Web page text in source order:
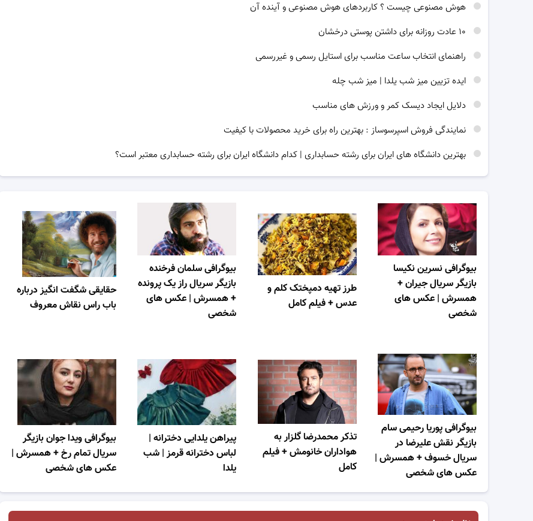
هوش مصنوعی چیست ؟ کاربردهای هوش مصنوعی و آینده آن
راهنمای انتخاب ساعت مناسب برای استایل رسمی و غیررسمی
ایده تزیین میز شب یلدا | میز شب چله
دلایل ایجاد دیسک کمر و ورزش های مناسب
نمایندگی فروش اسپرسوساز : بهترین راه برای خرید محصولات با کیفیت
بهترین دانشگاه های ایران برای رشته حسابداری | کدام دانشگاه ایران برای رشته حسابداری معتبر است؟
حقایقی شگفت انگیز درباره
باب راس نقاش معروف
بیوگرافی سلمان فرخنده
بازیگر سریال راز یک پرونده
+ همسرش | عکس های
شخصی
طرز تهیه دمپختک کلم و
عدس + فیلم کامل
بیوگرافی نسرین نکیسا
بازیگر سریال جیران +
همسرش | عکس های
شخصی
بیوگرافی ویدا جوان بازیگر
سریال تمام رخ + همسرش |
عکس های شخصی
پیراهن یلدایی دخترانه |
لباس دخترانه قرمز | شب
یلدا
تذکر محمدرضا گلزار به
هواداران خانومش + فیلم
کامل
بیوگرافی پوریا رحیمی سام
بازیگر نقش علیرضا در
سریال خسوف + همسرش |
عکس های شخصی